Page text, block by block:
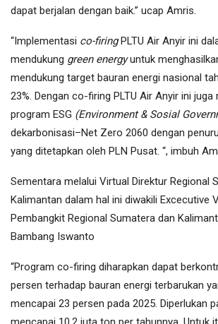
dapat berjalan dengan baik.” ucap Amris.
“Implementasi co-firingPLTU Air Anyir ini
mendukung green energyuntuk
mendukung target bauran energi nasional
23%. Dengan co-firing PLTU Air Anyir ini juga
program ESG (Environment & Sosial
dekarbonisasi–Net Zero 2060 dengan
yang ditetapkan oleh PLN Pusat. “, imbuh
Sementara melalui Virtual Direktur Regional
Kalimantan dalam hal ini diwakili Excecutive
Pembangkit Regional Sumatera dan
Bambang Iswanto
“Program co-firing diharapkan dapat
persen terhadap bauran energi terbarukan
mencapai 23 persen pada 2025. Diperlukan